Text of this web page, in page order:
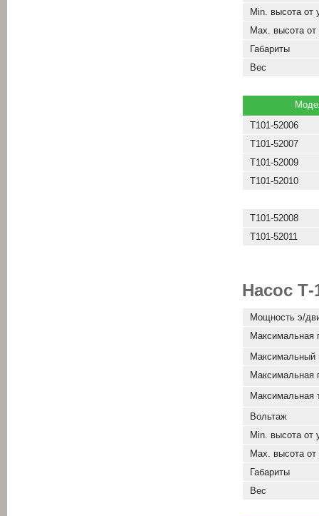
Min. высота от
Max. высота
Габариты
Вес
Т101-52006
Т101-52007
Т101-52009
Т101-52010
Т101-52008
Т101-52011
Насос Т-
Мощность э/
Максимальная
Максимальный
Максимальная
Максимальная
Вольтаж
Min. высота от
Max. высота
Габариты
Вес